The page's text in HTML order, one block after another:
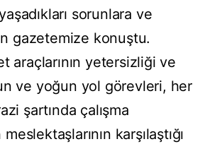
sorunlara ve
gazetemize konuştu.
araçlarının yetersizliği ve
ve yoğun yol görevleri, her
şartında çalışma
karşılaştığı